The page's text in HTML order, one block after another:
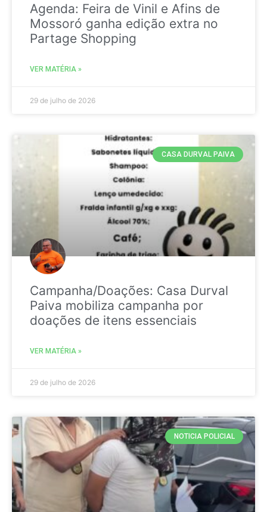
Agenda: Feira de Vinil e Afins de
Mossoró ganha edição extra no
Partage Shopping
VER MATÉRIA »
29 de julho de 2026
CASA DURVAL PAIVA
Campanha/Doações: Casa Durval
Paiva mobiliza campanha por
doações de itens essenciais
VER MATÉRIA »
29 de julho de 2026
NOTICIA POLICIAL